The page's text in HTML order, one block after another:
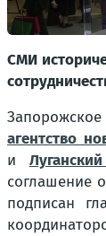
СМИ
агентство
и
соглашение
подписан